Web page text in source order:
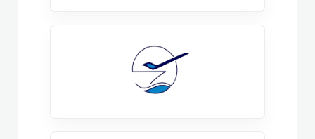
یادداشت برداری دیجیتال و
سازماندهی اطلاعات